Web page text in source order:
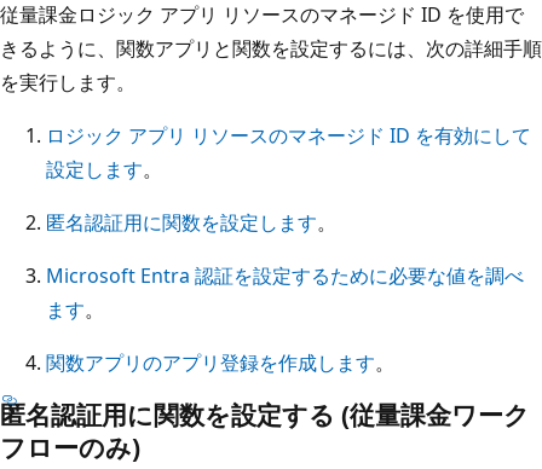
従量課金ロジック アプリ リソースのマネージド ID を使用で
きるように、関数アプリと関数を設定するには、次の詳細手順
を実行します。
ロジック アプリ リソースのマネージド ID を有効にして
設定します。
匿名認証用に関数を設定します。
Microsoft Entra 認証を設定するために必要な値を調べ
ます。
関数アプリのアプリ登録を作成します。
匿名認証用に関数を設定する (従量課金ワーク
フローのみ)